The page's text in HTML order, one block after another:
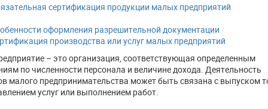
сертификация продукции малых предприятий
оформления разрешительной документации
производства или услуг малых предприятий
– это организация, соответствующая определенным
по численности персонала и величине дохода. Деятельность
малого предпринимательства может быть связана с выпуском
услуг или выполнением работ.